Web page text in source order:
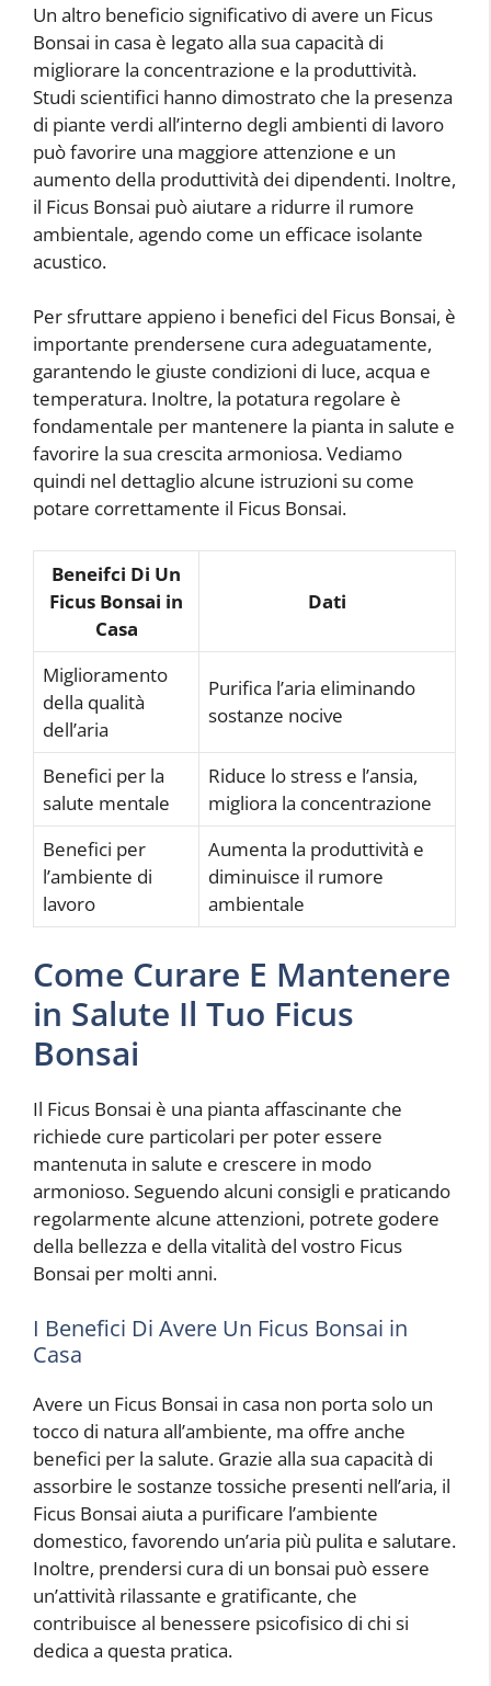
Un altro beneficio significativo di avere un Ficus
Bonsai in casa è legato alla sua capacità di
migliorare la concentrazione e la produttività.
Studi scientifici hanno dimostrato che la presenza
di piante verdi all’interno degli ambienti di lavoro
può favorire una maggiore attenzione e un
aumento della produttività dei dipendenti. Inoltre,
il Ficus Bonsai può aiutare a ridurre il rumore
ambientale, agendo come un efficace isolante
acustico.
Per sfruttare appieno i benefici del Ficus Bonsai, è
importante prendersene cura adeguatamente,
garantendo le giuste condizioni di luce, acqua e
temperatura. Inoltre, la potatura regolare è
fondamentale per mantenere la pianta in salute e
favorire la sua crescita armoniosa. Vediamo
quindi nel dettaglio alcune istruzioni su come
potare correttamente il Ficus Bonsai.
Beneifci Di Un
Ficus Bonsai in
Casa
Dati
Miglioramento
della qualità
dell’aria
Purifica l’aria eliminando
sostanze nocive
Benefici per la
salute mentale
Riduce lo stress e l’ansia,
migliora la concentrazione
Benefici per
l’ambiente di
lavoro
Aumenta la produttività e
diminuisce il rumore
ambientale
Come Curare E Mantenere
in Salute Il Tuo Ficus
Bonsai
Il Ficus Bonsai è una pianta affascinante che
richiede cure particolari per poter essere
mantenuta in salute e crescere in modo
armonioso. Seguendo alcuni consigli e praticando
regolarmente alcune attenzioni, potrete godere
della bellezza e della vitalità del vostro Ficus
Bonsai per molti anni.
I Benefici Di Avere Un Ficus Bonsai in
Casa
Avere un Ficus Bonsai in casa non porta solo un
tocco di natura all’ambiente, ma offre anche
benefici per la salute. Grazie alla sua capacità di
assorbire le sostanze tossiche presenti nell’aria, il
Ficus Bonsai aiuta a purificare l’ambiente
domestico, favorendo un’aria più pulita e salutare.
Inoltre, prendersi cura di un bonsai può essere
un’attività rilassante e gratificante, che
contribuisce al benessere psicofisico di chi si
dedica a questa pratica.